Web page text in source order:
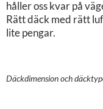
håller oss kvar på
Rätt däck med rätt
lite pengar.
Däckdimension och